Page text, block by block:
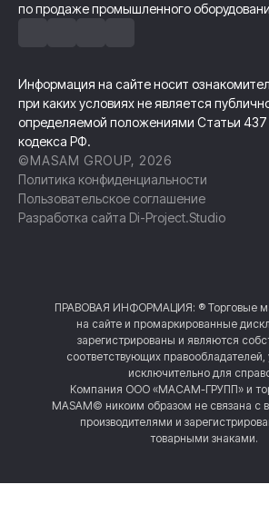
по продаже промышленного
Информация на сайте носит
при каких условиях не является
определяемой положениями Статьи 437
кодекса РФ.
©MASAM GROUP, 2026
Политика конфиденциальности
Пользовательское соглашение
Разработка сайта Di-Project.Studio
ПРАВОВАЯ ИНФОРМАЦИЯ: ® Торговые
на сайте и промаркированные
зарегистрированы и являются
соответствующих
исключительно для
Компания ООО «МАСАМ-ГРУПП» и
MASAM© никоим образом не связана с
производителями и
товарными знаками.